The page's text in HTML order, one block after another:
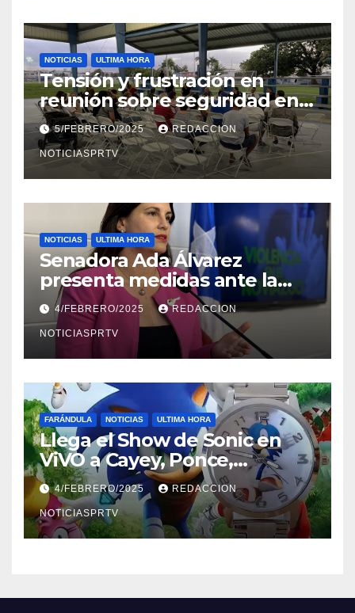
NOTICIAS ULTIMA HORA
Tensión y frustración en
reunión sobre seguridad en
Reparto Metropolitano
5/FEBRERO/2025 REDACCION
NOTICIASPRTV
NOTICIAS ULTIMA HORA
Senadora Ada Álvarez
presenta medidas ante la
violencia en el noviazgo
4/FEBRERO/2025 REDACCION
NOTICIASPRTV
FARÁNDULA NOTICIAS ULTIMA HORA
Llega el Show de Sonic en
ViVO a Cayey, Ponce,
Barceloneta y Humacao,
Relojes gratis para el que
compre ahora….
4/FEBRERO/2025 REDACCION
NOTICIASPRTV